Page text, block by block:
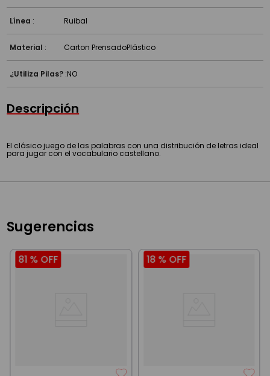
Línea : Ruibal
Material : Carton PrensadoPlástico
¿Utiliza Pilas? :NO
Descripción
El clásico juego de las palabras con una distribución de letras ideal
para jugar con el vocabulario castellano.
Sugerencias
81 % OFF 18 % OFF